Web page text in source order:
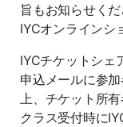
旨もお知らせくだ
IYCオンラインシ
IYCチケットシェ
申込メールに参
上、チケット所有
クラス受付時に